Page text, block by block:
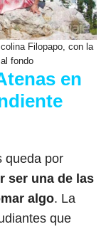
Filopapo, con la
fondo
en
queda por
ser una de las
algo. La
que